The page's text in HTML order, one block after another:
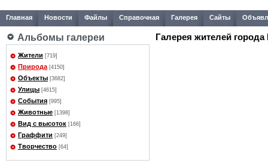
Главная Новости Файлы Справочная Галерея Сайты
Альбомы галереи
Жители [719]
Природа [4150]
Объекты [3682]
Улицы [4615]
События [995]
Животные [1398]
Вид с высоток [166]
Граффити [249]
Творчество [64]
Галерея жителей города